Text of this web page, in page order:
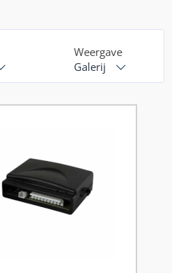
Weergave
Galerij